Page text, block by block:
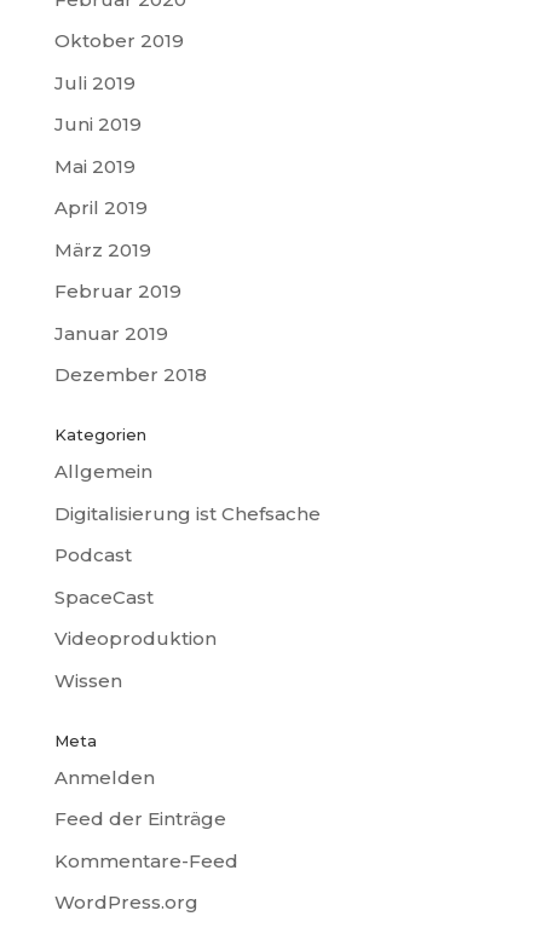
Oktober 2019
Juli 2019
Juni 2019
Mai 2019
April 2019
März 2019
Februar 2019
Januar 2019
Dezember 2018
Kategorien
Allgemein
Digitalisierung ist Chefsache
Podcast
SpaceCast
Videoproduktion
Wissen
Meta
Anmelden
Feed der Einträge
Kommentare-Feed
WordPress.org